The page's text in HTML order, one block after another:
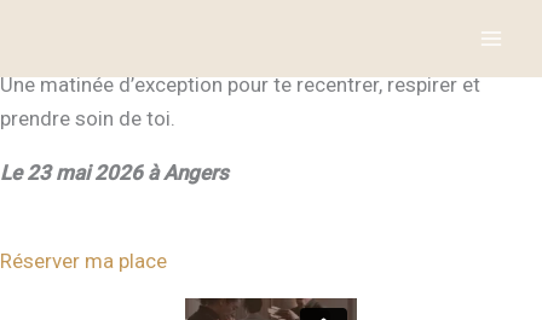
contenu
Une matinée d’exception pour te recentrer, respirer et
prendre soin de toi.
Le 23 mai 2026 à Angers
Réserver ma place